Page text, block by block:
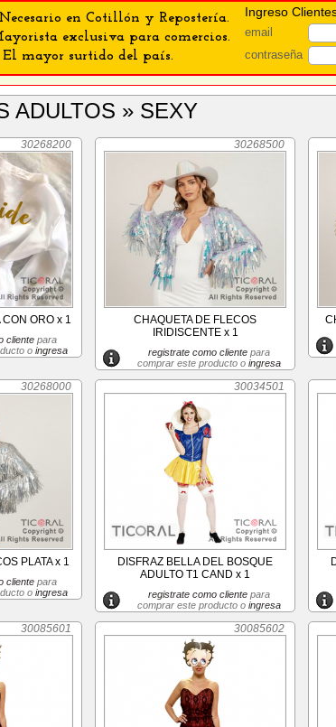
en Cotillón y Repostería.
exclusiva para comercios.
El mayor surtido del país.
Ingreso
email
contraseña
ADULTOS » SEXY
30268200
CON ORO x 1
clientepara
o ingresa
30268500
CHAQUETA DE FLECOS
IRIDISCENTE x 1
registrate como clientepara
comprar este producto o ingresa
30268000
PLATA x 1
clientepara
o ingresa
30034501
DISFRAZ BELLA DEL BOSQUE
ADULTO T1 CAND x 1
registrate como clientepara
comprar este producto o ingresa
30085601 30085602